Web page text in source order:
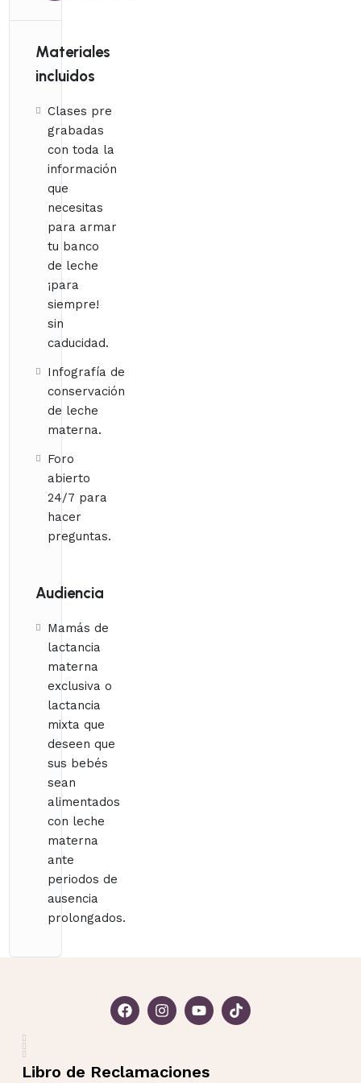
Materiales
incluidos
Clases pre
grabadas
con toda la
información
que
necesitas
para armar
tu banco
de leche
¡para
siempre!
sin
caducidad.
Infografía de
conservación
de leche
materna.
Foro
abierto
24/7 para
hacer
preguntas.
Audiencia
Mamás de
lactancia
materna
exclusiva o
lactancia
mixta que
deseen que
sus bebés
sean
alimentados
con leche
materna
ante
periodos de
ausencia
prolongados.
Libro de Reclamaciones